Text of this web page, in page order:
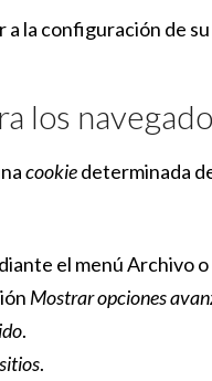
a la configuración de
los
cookiedeterminada
el menú Archivo
Mostrar opciones
.
.